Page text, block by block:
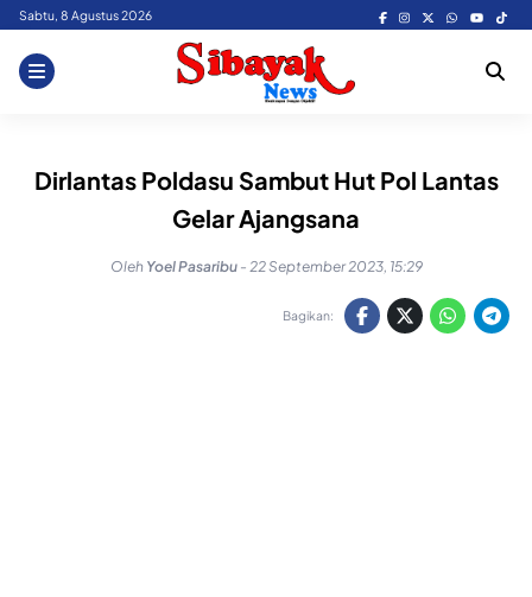
Skip
content
Sabtu, 8 Agustus 2026
Dirlantas Poldasu Sambut Hut Pol Lantas
Gelar Ajangsana
Oleh Yoel Pasaribu - 22 September 2023, 15:29
Bagikan: